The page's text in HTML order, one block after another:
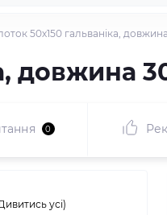
50х150 гальваніка,
довжина
0
усі)